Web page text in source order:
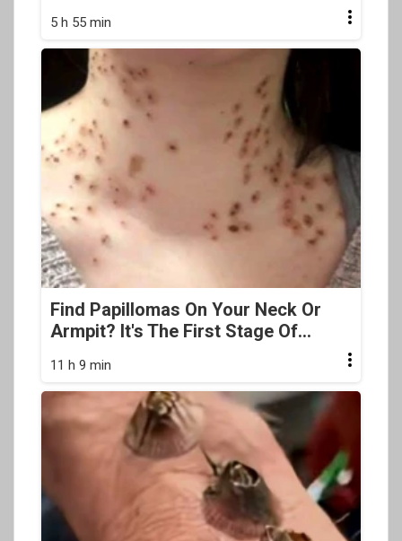
5 h 55 min
Find Papillomas On Your Neck Or
Armpit? It's The First Stage Of...
11 h 9 min